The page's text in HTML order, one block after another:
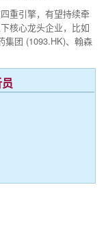
重引擎，有望持续牵
核心龙头企业，比如
集团 (1093.HK)、翰森